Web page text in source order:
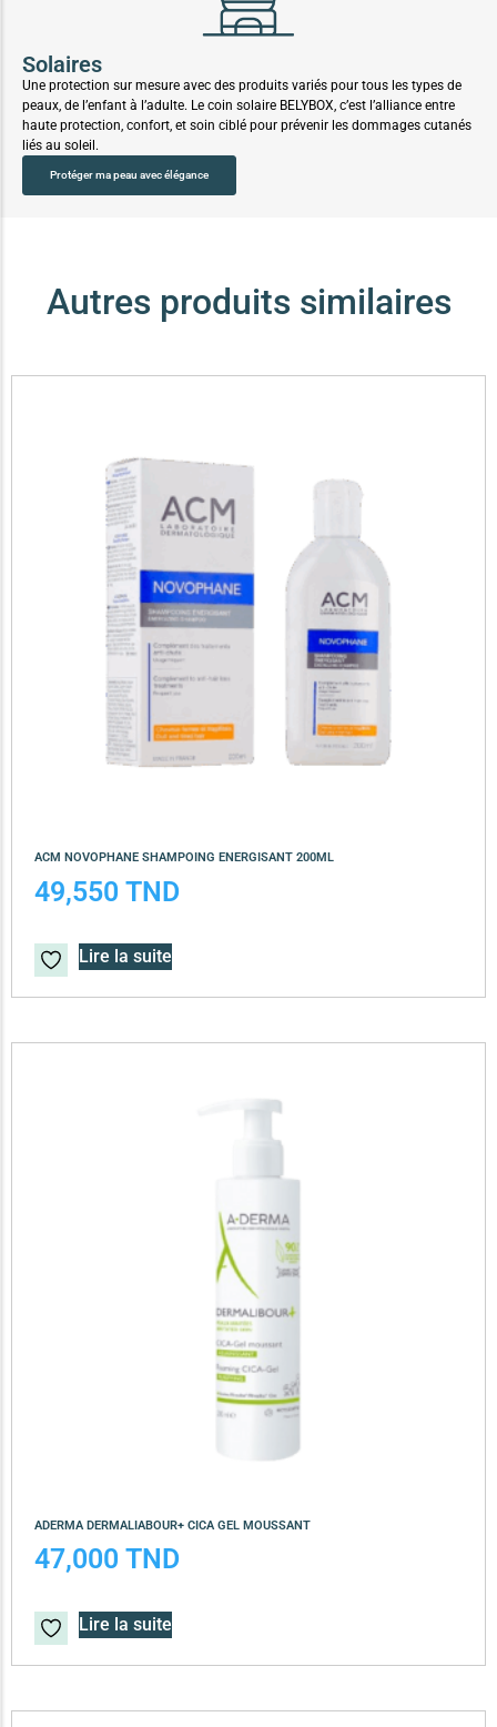
Solaires
Une protection sur mesure avec des produits variés pour tous les types de
peaux, de l’enfant à l’adulte. Le coin solaire BELYBOX, c’est l’alliance entre
haute protection, confort, et soin ciblé pour prévenir les dommages cutanés
liés au soleil.
Protéger ma peau avec élégance
Autres produits similaires
ADERMA DERMALIABOUR+ CICA GEL MOUSSANT
47,000 TND
Lire la suite
ACM NOVOPHANE SHAMPOING ENERGISANT 200ML
49,550 TND
Lire la suite